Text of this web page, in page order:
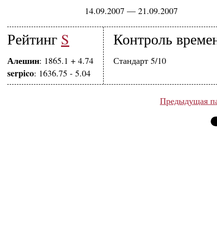
14.09.2007 — 21.09.2007
Рейтинг S
Алешин: 1865.1 + 4.74
serpico: 1636.75 - 5.04
Контроль
Стандарт 5/10
Предыдущая